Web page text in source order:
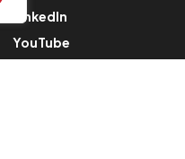
LinkedIn
YouTube